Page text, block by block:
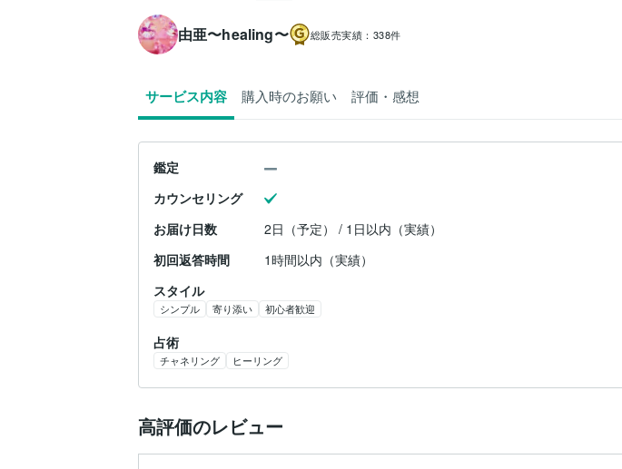
由亜〜healing〜 総販売実績： 338件
サービス内容 購入時のお願い 評価・感想
鑑定
カウンセリング
お届け日数
2日（予定） / 1日以内（実績）
初回返答時間
1時間以内（実績）
スタイル
シンプル 寄り添い 初心者歓迎
占術
チャネリング ヒーリング
高評価のレビュー